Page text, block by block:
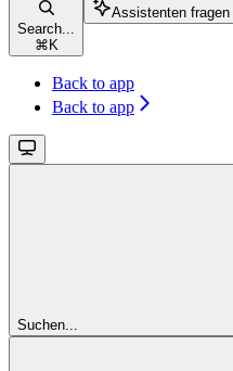
Search...
⌘ K
Assistenten fragen
Back to app
Back to app
Suchen...